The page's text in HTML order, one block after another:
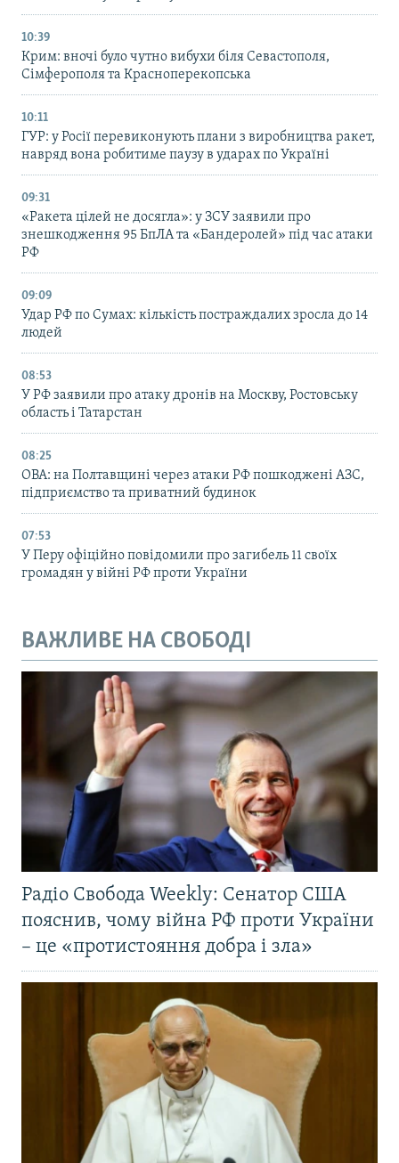
10:39
Крим: вночі було чутно вибухи біля Севастополя,
Сімферополя та Красноперекопська
10:11
ГУР: у Росії перевиконують плани з виробництва ракет,
навряд вона робитиме паузу в ударах по Україні
09:31
«Ракета цілей не досягла»: у ЗСУ заявили про
знешкодження 95 БпЛА та «Бандеролей» під час атаки
РФ
09:09
Удар РФ по Сумах: кількість постраждалих зросла до 14
людей
08:53
У РФ заявили про атаку дронів на Москву, Ростовську
область і Татарстан
08:25
ОВА: на Полтавщині через атаки РФ пошкоджені АЗС,
підприємство та приватний будинок
07:53
У Перу офіційно повідомили про загибель 11 своїх
громадян у війні РФ проти України
ВАЖЛИВЕ НА СВОБОДІ
Радіо Свобода Weekly: Сенатор США
пояснив, чому війна РФ проти України
– це «протистояння добра і зла»